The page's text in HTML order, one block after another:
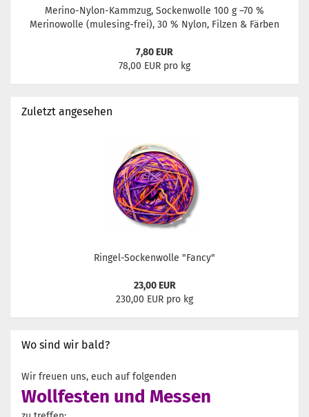
Merino-Nylon-Kammzug, Sockenwolle 100 g –70 %
Merinowolle (mulesing-frei), 30 % Nylon, Filzen & Färben
7,80 EUR
78,00 EUR pro kg
Zuletzt angesehen
Ringel-Sockenwolle "Fancy"
23,00 EUR
230,00 EUR pro kg
Wo sind wir bald?
Wir freuen uns, euch auf folgenden
Wollfesten und Messen